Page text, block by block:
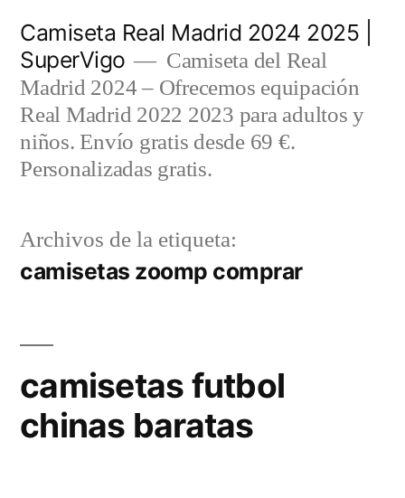
contenido
Camiseta Real Madrid 2024 2025 |
SuperVigo
Camiseta del Real
Madrid 2024 – Ofrecemos equipación
Real Madrid 2022 2023 para adultos y
niños. Envío gratis desde 69 €.
Personalizadas gratis.
Archivos de la etiqueta:
camisetas zoomp comprar
camisetas futbol
chinas baratas